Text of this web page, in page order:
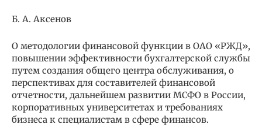
Б. А. Аксенов
О методологии финансовой функции в ОАО «РЖД»,
повышении эффективности бухгалтерской службы
путем создания общего центра обслуживания, о
перспективах для составителей финансовой
отчетности, дальнейшем развитии МСФО в России,
корпоративных университетах и требованиях
бизнеса к специалистам в сфере финансов.